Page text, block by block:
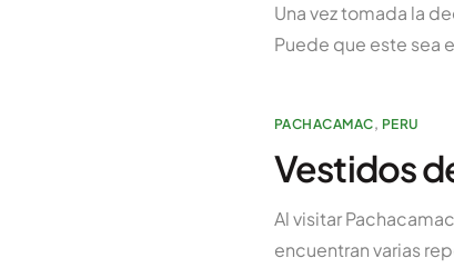
Una vez tomada la
Puede que este sea
PACHACAMAC, PERU
Vestidos
Al visitar
encuentran varias